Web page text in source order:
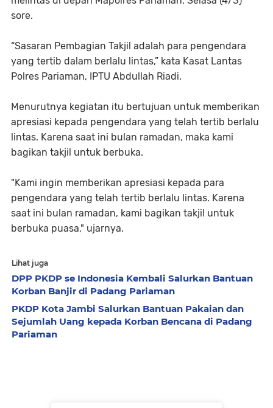
sore.
“Sasaran Pembagian Takjil adalah para pengendara
yang tertib dalam berlalu lintas,” kata Kasat Lantas
Polres Pariaman, IPTU Abdullah Riadi.
Menurutnya kegiatan itu bertujuan untuk memberikan
apresiasi kepada pengendara yang telah tertib berlalu
lintas. Karena saat ini bulan ramadan, maka kami
bagikan takjil untuk berbuka.
"Kami ingin memberikan apresiasi kepada para
pengendara yang telah tertib berlalu lintas. Karena
saat ini bulan ramadan, kami bagikan takjil untuk
berbuka puasa," ujarnya.
Lihat juga
DPP PKDP se Indonesia Kembali Salurkan Bantuan
Korban Banjir di Padang Pariaman
PKDP Kota Jambi Salurkan Bantuan Pakaian dan
Sejumlah Uang kepada Korban Bencana di Padang
Pariaman